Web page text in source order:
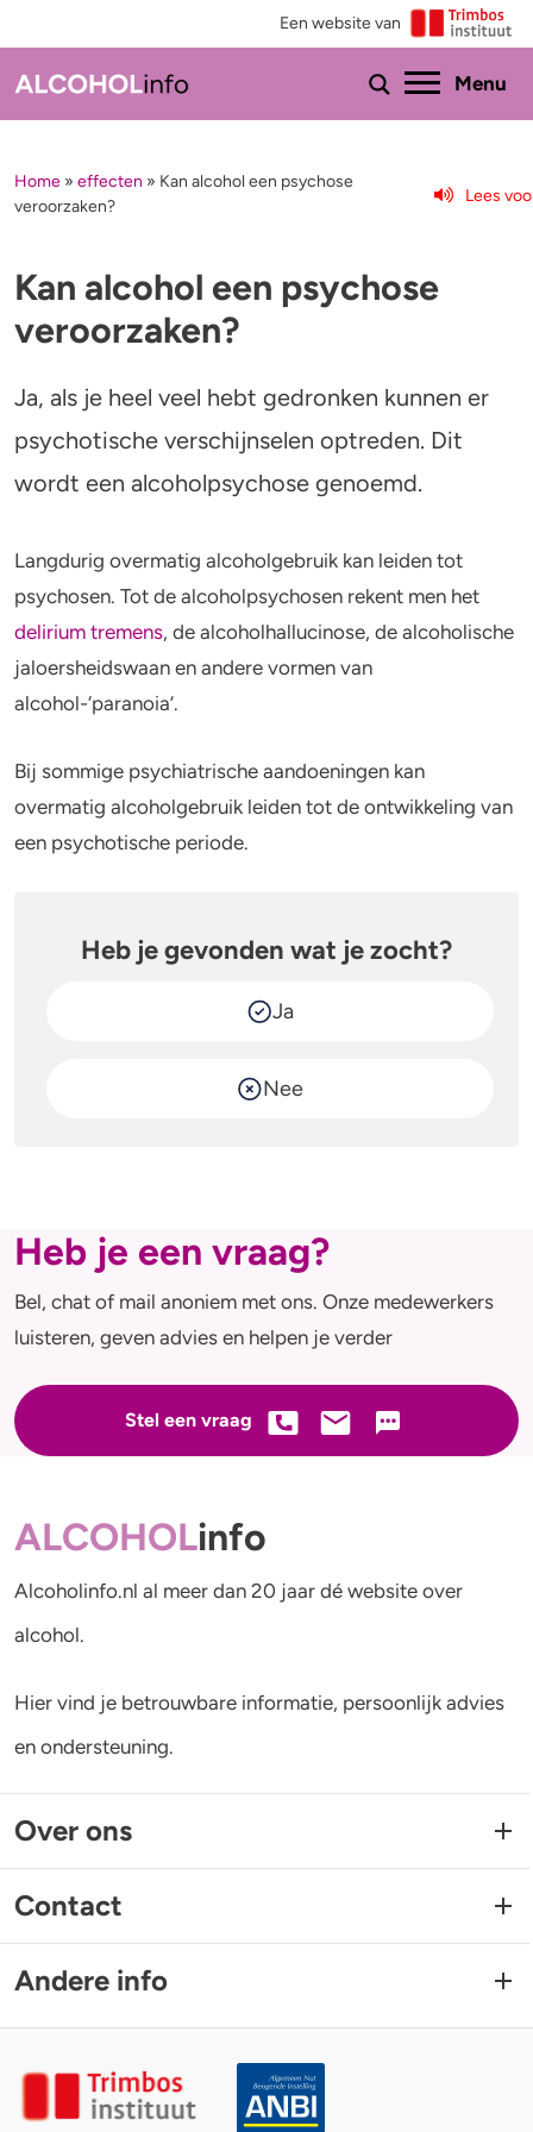
Een website van
Menu
Menu
Effecten en risico’s
Bezorgd om iemand
Hulp
Mentale gezondheid
Kinderwens & zwangerschap
Verkeer
Wet
Test jezelf
Test je kennis
Wat drink jij?
Promillage calculator
Standaardglazen en calorieën berekenen
Home » effecten » Kan alcohol een psychose
veroorzaken?
Lees
Kan alcohol een psychose
veroorzaken?
Ja, als je heel veel hebt gedronken kunnen er
psychotische verschijnselen optreden. Dit
wordt een alcoholpsychose genoemd.
Langdurig overmatig alcoholgebruik kan leiden tot
psychosen. Tot de alcoholpsychosen rekent men het
delirium tremens, de alcoholhallucinose, de alcoholische
jaloersheidswaan en andere vormen van
alcohol-‘paranoia’.
Bij sommige psychiatrische aandoeningen kan
overmatig alcoholgebruik leiden tot de ontwikkeling van
een psychotische periode.
Heb je gevonden wat je zocht?
Ja
Nee
Heb je een vraag?
Bel, chat of mail anoniem met ons. Onze medewerkers
luisteren, geven advies en helpen je verder
Stel een vraag
ALCOHOLinfo
Alcoholinfo.nl al meer dan 20 jaar dé website over
alcohol.
Hier vind je betrouwbare informatie, persoonlijk advies
en ondersteuning.
Over ons
Contact
Andere info